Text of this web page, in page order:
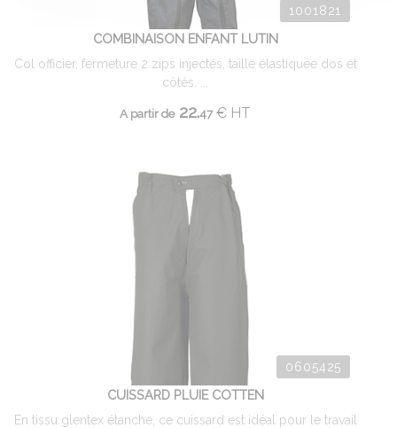
1001821
COMBINAISON ENFANT LUTIN
Col officier, fermeture 2 zips injectés, taille élastiquée dos et
côtés. ...
A partir de22.47 € HT
0605425
CUISSARD PLUIE COTTEN
En tissu glentex étanche, ce cuissard est idéal pour le travail